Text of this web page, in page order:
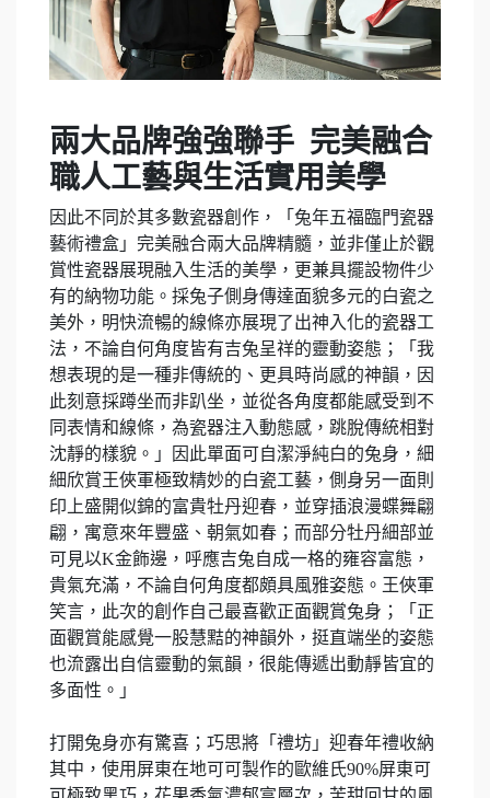
兩大品牌強強聯手 完美融合
職人工藝與生活實用美學
因此不同於其多數瓷器創作，「兔年五福臨門瓷器
藝術禮盒」完美融合兩大品牌精髓，並非僅止於觀
賞性瓷器展現融入生活的美學，更兼具擺設物件少
有的納物功能。採兔子側身傳達面貌多元的白瓷之
美外，明快流暢的線條亦展現了出神入化的瓷器工
法，不論自何角度皆有吉兔呈祥的靈動姿態；「我
想表現的是一種非傳統的、更具時尚感的神韻，因
此刻意採蹲坐而非趴坐，並從各角度都能感受到不
同表情和線條，為瓷器注入動態感，跳脫傳統相對
沈靜的樣貌。」因此單面可自潔淨純白的兔身，細
細欣賞王俠軍極致精妙的白瓷工藝，側身另一面則
印上盛開似錦的富貴牡丹迎春，並穿插浪漫蝶舞翩
翩，寓意來年豐盛、朝氣如春；而部分牡丹細部並
可見以K金飾邊，呼應吉兔自成一格的雍容富態，
貴氣充滿，不論自何角度都頗具風雅姿態。王俠軍
笑言，此次的創作自己最喜歡正面觀賞兔身；「正
面觀賞能感覺一股慧黠的神韻外，挺直端坐的姿態
也流露出自信靈動的氣韻，很能傳遞出動靜皆宜的
多面性。」
打開兔身亦有驚喜；巧思將「禮坊」迎春年禮收納
其中，使用屏東在地可可製作的歐維氏90%屏東可